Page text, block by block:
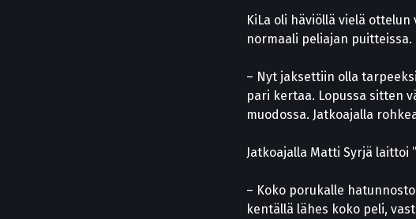
KiLa oli häviöllä vielä
normaali peliajan puitteissa.
– Nyt jaksettiin olla
pari kertaa. Lopussa sitten
muodossa. Jatkoajalla
Jatkoajalla Matti Syrjä laittoi
– Koko porukalle
kentällä lähes koko peli,